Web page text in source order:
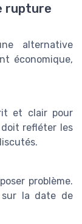
rupture
alternative
économique,
et clair pour
refléter les
problème.
sur la date de